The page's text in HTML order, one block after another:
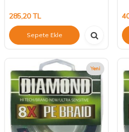
285,20TL
Sepete Ekle
Yeni